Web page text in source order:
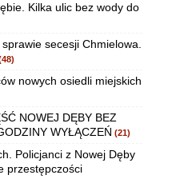
Kilka ulic bez wody do
secesji Chmielowa.
nowych osiedli miejskich
NOWEJ DĘBY BEZ
WYŁĄCZEŃ (21)
Policjanci z Nowej Dęby
przestępczości